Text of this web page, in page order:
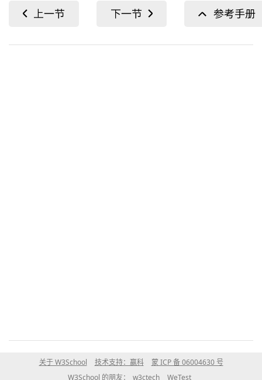
关于 W3School 技术支持：赢科
蒙 ICP 备 06004630 号
W3School 的朋友：
w3ctech WeTest